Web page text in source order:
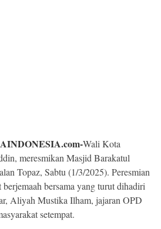
Wali Kota
meresmikan Masjid Barakatul
Topaz, Sabtu (1/3/2025). Peresmian
bersama yang turut dihadiri
Aliyah Mustika Ilham, jajaran OPD
setempat.